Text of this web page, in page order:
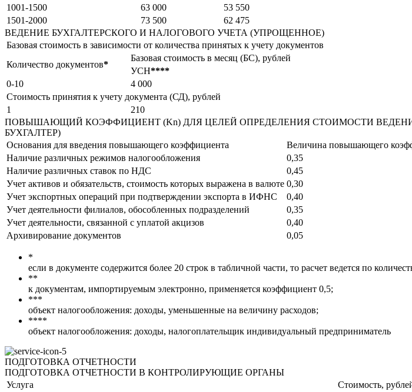
1001-1500
63 000
53 550
1501-2000
73 500
62 475
ВЕДЕНИЕ БУХГАЛТЕРСКОГО И НАЛОГОВОГО УЧЕТА (УПРОЩЕННОЕ)
Базовая стоимость в зависимости от количества принятых к учету документов
Количество документов*
Базовая стоимость в месяц (БС), рублей
УСН****
0-10
4 000
Стоимость принятия к учету документа (СД), рублей
1
210
ПОВЫШАЮЩИЙ КОЭФФИЦИЕНТ (Kn) ДЛЯ ЦЕЛЕЙ ОПРЕДЕЛЕНИЯ СТОИМОСТИ
БУХГАЛТЕР)
Основания для введения повышающего коэффициента
Величина повышающего
Наличие различных режимов налогообложения
0,35
Наличие различных ставок по НДС
0,45
Учет активов и обязательств, стоимость которых выражена в валюте 0,30
Учет экспортных операций при подтверждении экспорта в ИФНС
0,40
Учет деятельности филиалов, обособленных подразделений
0,35
Учет деятельности, связанной с уплатой акцизов
0,40
Архивирование документов
0,05
*
если в документе содержится более 20 строк в табличной части, то расчет ведется по
**
к документам, импортируемым электронно, применяется коэффициент 0,5;
***
объект налогообложения: доходы, уменьшенные на величину расходов;
****
объект налогообложения: доходы, налогоплательщик индивидуальный предприниматель
ПОДГОТОВКА ОТЧЕТНОСТИ
ПОДГОТОВКА ОТЧЕТНОСТИ В КОНТРОЛИРУЮЩИЕ ОРГАНЫ
Услуга
Стоимость,